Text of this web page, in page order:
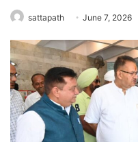
sattapath June 7, 2026